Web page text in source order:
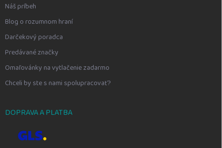
Náš príbeh
Blog o rozumnom hraní
Darčekový poradca
Predávané značky
Omaľovánky na vytlačenie zadarmo
Chceli by ste s nami spolupracovať?
DOPRAVA A PLATBA